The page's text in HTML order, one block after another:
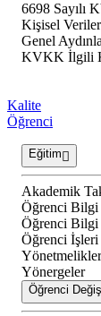
6698 Sayılı
Kişisel
Genel
KVKK İlgili
Kalite
Öğrenci
Eğitim
Akademik
Öğrenci Bilgi
Öğrenci Bilgi
Öğrenci İşleri
Yönetmelikler
Yönergeler
Öğrenci